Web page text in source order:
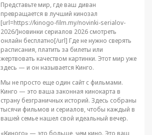
Представьте мир, где ваш диван
превращается в лучший кинозал
[url=https://kinogo-film.my/novinki-serialov-
2026/]новинки сериалов 2026 смотреть
онлайн бесплатно[/url] Где не нужно сверять
расписания, платить за билеты или
жертвовать качеством картинки. Этот мир уже
здесь — и он называется Кинго.
Мы не просто еще один сайт с фильмами.
Кинго — это ваша законная кинокарта в
страну безграничных историй. Здесь собраны
тысячи фильмов и сериалов, чтобы каждый в
вашей семье нашел свой идеальный вечер.
«Киного» — это больше, чем кино. Это ваш